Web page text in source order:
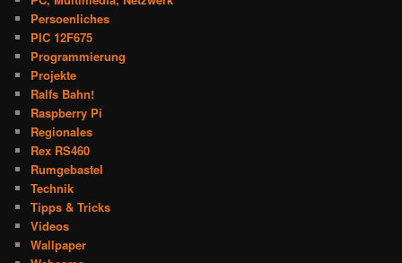
Persoenliches
PIC 12F675
Programmierung
Projekte
Ralfs Bahn!
Raspberry Pi
Regionales
Rex RS460
Rumgebastel
Technik
Tipps & Tricks
Videos
Wallpaper